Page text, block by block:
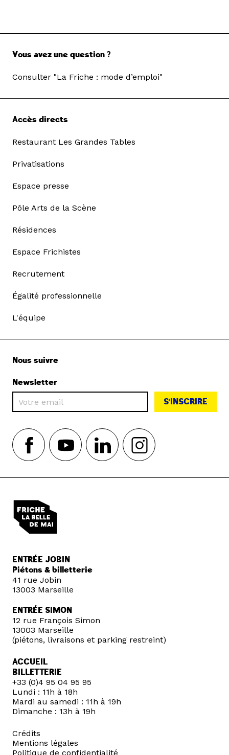
Vous avez une question ?
Consulter "La Friche : mode d’emploi"
Accès directs
Restaurant Les Grandes Tables
Privatisations
Espace presse
Pôle Arts de la Scène
Résidences
Espace Frichistes
Recrutement
Égalité professionnelle
L'équipe
Nous suivre
Newsletter
S'INSCRIRE
ENTRÉE JOBIN
Piétons & billetterie
41 rue Jobin
13003 Marseille
ENTRÉE SIMON
12 rue François Simon
13003 Marseille
(piétons, livraisons et parking restreint)
ACCUEIL
BILLETTERIE
+33 (0)4 95 04 95 95
Lundi : 11h à 18h
Mardi au samedi : 11h à 19h
Dimanche : 13h à 19h
Crédits
Mentions légales
Politique de confidentialité